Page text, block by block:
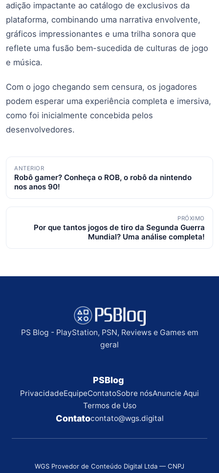
adição impactante ao catálogo de exclusivos da
plataforma, combinando uma narrativa envolvente,
gráficos impressionantes e uma trilha sonora que
reflete uma fusão bem-sucedida de culturas de jogo
e música.
Com o jogo chegando sem censura, os jogadores
podem esperar uma experiência completa e imersiva,
como foi inicialmente concebida pelos
desenvolvedores.
Navegação
de
posts
ANTERIOR
Robô gamer? Conheça o ROB, o robô da nintendo
nos anos 90!
PRÓXIMO
Por que tantos jogos de tiro da Segunda Guerra
Mundial? Uma análise completa!
PS Blog - PlayStation, PSN, Reviews e Games em
geral
PSBlog
PrivacidadeEquipeContatoSobre nósAnuncie Aqui
Termos de Uso
Contatocontato@wgs.digital
WGS Provedor de Conteúdo Digital Ltda — CNPJ